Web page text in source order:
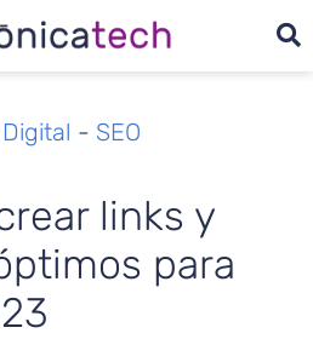
- SEO
links y
para